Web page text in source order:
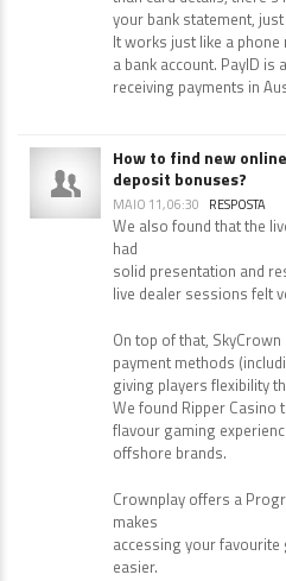
your bank statement,
It works just like a
a bank account. PayID
receiving payments in
How to find new
deposit bonuses?
MAIO 11, 06:30 RESPOSTA
We also found that the
had
solid presentation and
live dealer sessions felt
On top of that,
payment methods
giving players flexibility
We found Ripper Casino
flavour gaming
offshore brands.
Crownplay offers a
makes
accessing your
easier.